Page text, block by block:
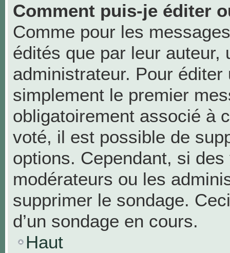
Comment puis-je éditer
Comme pour les
édités que par leur auteur,
administrateur. Pour
simplement le premier
obligatoirement associé à
voté, il est possible de
options. Cependant, si
modérateurs ou les
supprimer le sondage.
d’un sondage en cours.
Haut